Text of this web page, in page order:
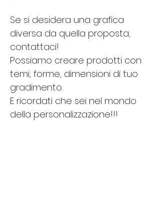
Se si desidera una grafica
diversa da quella proposta,
contattaci!
Possiamo creare prodotti con
temi, forme, dimensioni di tuo
gradimento.
E ricordati che sei nel mondo
della personalizzazione!!!